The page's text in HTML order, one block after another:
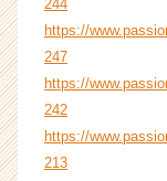
244
https://
247
https://
242
https://
213